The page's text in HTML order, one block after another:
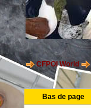
CFPOI World
Bas de page